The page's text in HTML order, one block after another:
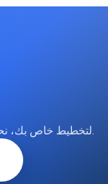
تواصل معنا عبر WhatsApp لتخطيط خاص بك، نحن هنا على مدار الساعة.